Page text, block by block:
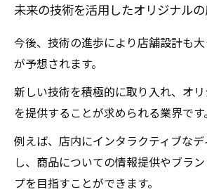
未来の技術を活用したオリジナル
今後、技術の進歩により店舗設計も
が予想されます。
新しい技術を積極的に取り入れ、オ
を提供することが求められる業界です。
例えば、店内にインタラクティブな
し、商品についての情報提供やブラ
プを目指すことができます。